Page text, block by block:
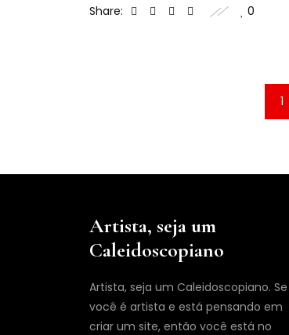
Share:
0
1
Artista, seja um
Caleidoscopiano
Artista, seja um Caleidoscopiano. Se
você é artista e está pensando em
criar um site, então você está no